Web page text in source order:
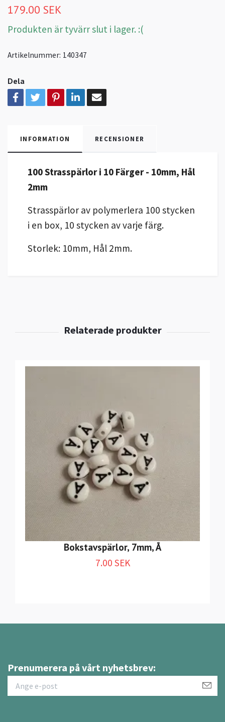
179.00 SEK
Produkten är tyvärr slut i lager. :(
Artikelnummer: 140347
Dela
INFORMATION RECENSIONER
100 Strasspärlor i 10 Färger - 10mm, Hål
2mm
Strasspärlor av polymerlera 100 stycken
i en box, 10 stycken av varje färg.
Storlek: 10mm, Hål 2mm.
Bokstavspärlor, 7mm, Å
7.00 SEK
Prenumerera på vårt nyhetsbrev: